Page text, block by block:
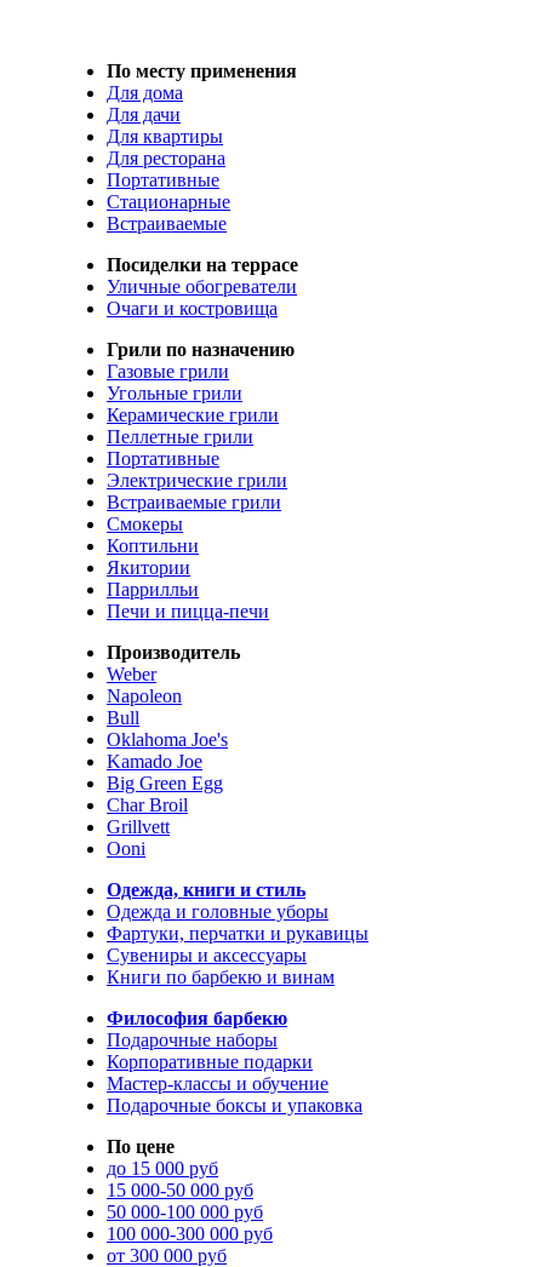
По месту применения
Для дома
Для дачи
Для квартиры
Для ресторана
Портативные
Стационарные
Встраиваемые
Посиделки на террасе
Уличные обогреватели
Очаги и костровища
Грили по назначению
Газовые грили
Угольные грили
Керамические грили
Пеллетные грили
Портативные
Электрические грили
Встраиваемые грили
Смокеры
Коптильни
Якитории
Паррилльи
Печи и пицца-печи
Производитель
Weber
Napoleon
Bull
Oklahoma Joe's
Kamado Joe
Big Green Egg
Char Broil
Grillvett
Ooni
Одежда, книги и стиль
Одежда и головные уборы
Фартуки, перчатки и рукавицы
Сувениры и аксессуары
Книги по барбекю и винам
Философия барбекю
Подарочные наборы
Корпоративные подарки
Мастер-классы и обучение
Подарочные боксы и упаковка
По цене
до 15 000 руб
15 000-50 000 руб
50 000-100 000 руб
100 000-300 000 руб
от 300 000 руб